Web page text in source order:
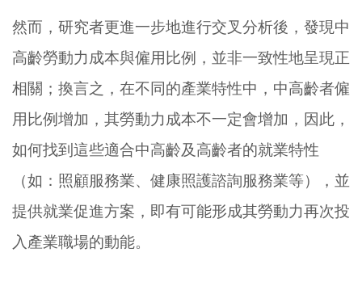
然而，研究者更進一步地進行交叉分析後，發現中
高齡勞動力成本與僱用比例，並非一致性地呈現正
相關；換言之，在不同的產業特性中，中高齡者僱
用比例增加，其勞動力成本不一定會增加，因此，
如何找到這些適合中高齡及高齡者的就業特性
（如：照顧服務業、健康照護諮詢服務業等），並
提供就業促進方案，即有可能形成其勞動力再次投
入產業職場的動能。